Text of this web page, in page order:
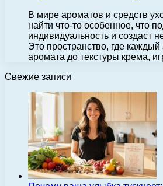
В мире ароматов и средств
найти что-то особенное, что
индивидуальность и создаст
Это пространство, где каждый
аромата до текстуры крема,
Свежие записи